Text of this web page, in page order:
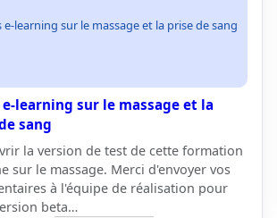
e-learning sur le massage et la prise de sang
e-learning sur le massage et la
sang
la version de test de cette formation
sur le massage. Merci d'envoyer vos
à l'équipe de réalisation pour
beta…